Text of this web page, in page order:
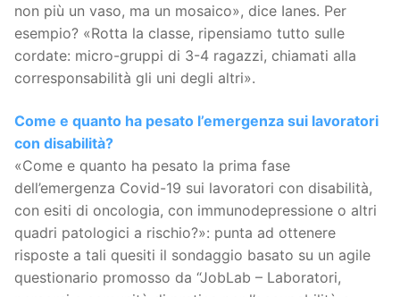
non più un vaso, ma un mosaico», dice Ianes. Per
esempio? «Rotta la classe, ripensiamo tutto sulle
cordate: micro-gruppi di 3-4 ragazzi, chiamati alla
corresponsabilità gli uni degli altri».
Come e quanto ha pesato l’emergenza sui lavoratori
con disabilità?
«Come e quanto ha pesato la prima fase
dell’emergenza Covid-19 sui lavoratori con disabilità,
con esiti di oncologia, con immunodepressione o altri
quadri patologici a rischio?»: punta ad ottenere
risposte a tali quesiti il sondaggio basato su un agile
questionario promosso da “JobLab – Laboratori,